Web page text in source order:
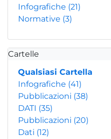
Infografiche (21)
Normative (3)
Cartelle
Qualsiasi Cartella
Infografiche (41)
Pubblicazioni (38)
DATI (35)
Pubblicazioni (20)
Dati (12)